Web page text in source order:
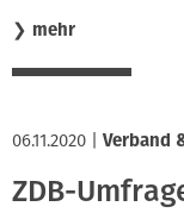
❯ mehr
06.11.2020 Verband
ZDB-